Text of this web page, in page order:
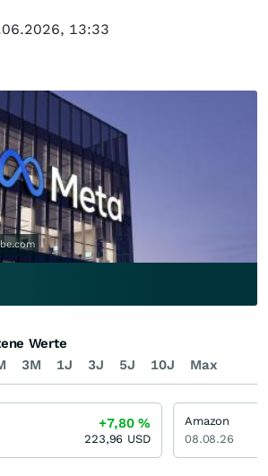
13:33
3M 1J 3J 5J 10J Max
Werte
+7,80%
223,96 USD
Amazon
08.08.26